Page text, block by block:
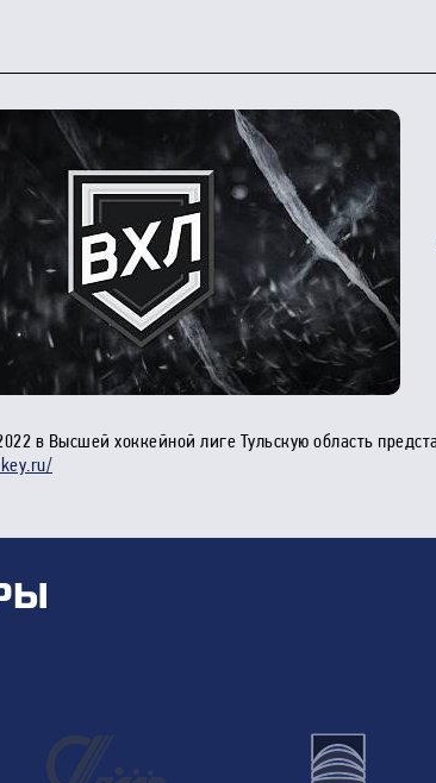
в Высшей хоккейной лиге Тульскую область